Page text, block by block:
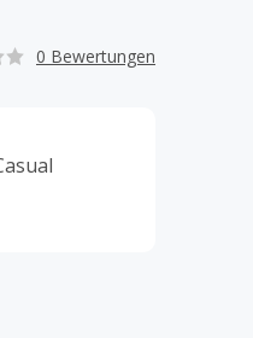
0 Bewertungen